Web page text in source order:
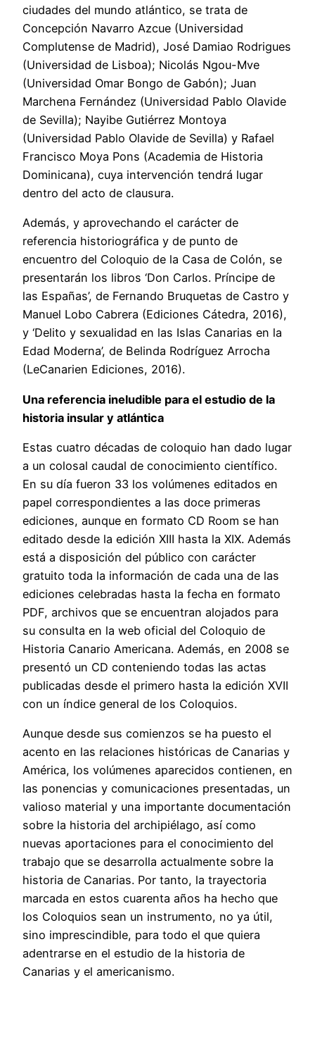
ciudades del mundo atlántico, se trata de
Concepción Navarro Azcue (Universidad
Complutense de Madrid), José Damiao Rodrigues
(Universidad de Lisboa); Nicolás Ngou-Mve
(Universidad Omar Bongo de Gabón); Juan
Marchena Fernández (Universidad Pablo Olavide
de Sevilla); Nayibe Gutiérrez Montoya
(Universidad Pablo Olavide de Sevilla) y Rafael
Francisco Moya Pons (Academia de Historia
Dominicana), cuya intervención tendrá lugar
dentro del acto de clausura.
Además, y aprovechando el carácter de
referencia historiográfica y de punto de
encuentro del Coloquio de la Casa de Colón, se
presentarán los libros ‘Don Carlos. Príncipe de
las Españas’, de Fernando Bruquetas de Castro y
Manuel Lobo Cabrera (Ediciones Cátedra, 2016),
y ‘Delito y sexualidad en las Islas Canarias en la
Edad Moderna’, de Belinda Rodríguez Arrocha
(LeCanarien Ediciones, 2016).
Una referencia ineludible para el estudio de la
historia insular y atlántica
Estas cuatro décadas de coloquio han dado lugar
a un colosal caudal de conocimiento científico.
En su día fueron 33 los volúmenes editados en
papel correspondientes a las doce primeras
ediciones, aunque en formato CD Room se han
editado desde la edición XIII hasta la XIX. Además
está a disposición del público con carácter
gratuito toda la información de cada una de las
ediciones celebradas hasta la fecha en formato
PDF, archivos que se encuentran alojados para
su consulta en la web oficial del Coloquio de
Historia Canario Americana. Además, en 2008 se
presentó un CD conteniendo todas las actas
publicadas desde el primero hasta la edición XVII
con un índice general de los Coloquios.
Aunque desde sus comienzos se ha puesto el
acento en las relaciones históricas de Canarias y
América, los volúmenes aparecidos contienen, en
las ponencias y comunicaciones presentadas, un
valioso material y una importante documentación
sobre la historia del archipiélago, así como
nuevas aportaciones para el conocimiento del
trabajo que se desarrolla actualmente sobre la
historia de Canarias. Por tanto, la trayectoria
marcada en estos cuarenta años ha hecho que
los Coloquios sean un instrumento, no ya útil,
sino imprescindible, para todo el que quiera
adentrarse en el estudio de la historia de
Canarias y el americanismo.